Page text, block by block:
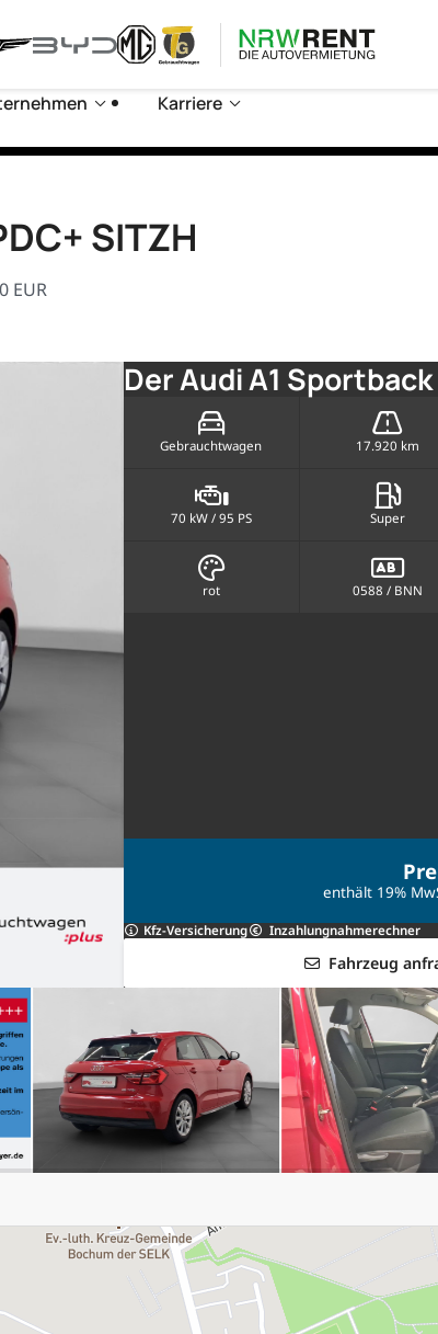
Karriere
SITZH
EUR
Der Audi A1 Sportback
Gebrauchtwagen 17.920 km
70 kW / 95 PS Super
rot 0588 / BNN
enthält 19%
Kfz-Versicherung Inzahlungnahmerechner
Fahrzeug